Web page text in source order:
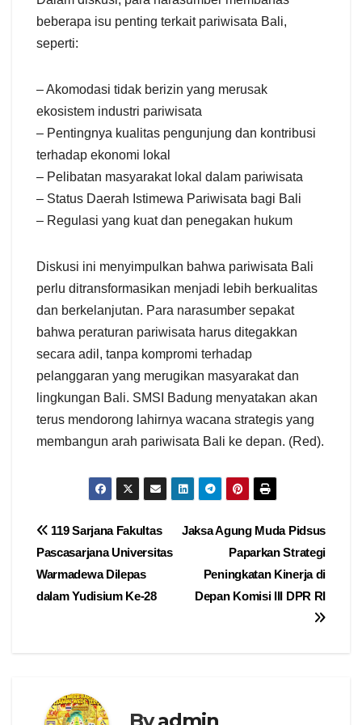
beberapa isu penting terkait pariwisata Bali,
seperti:
– Akomodasi tidak berizin yang merusak
ekosistem industri pariwisata
– Pentingnya kualitas pengunjung dan kontribusi
terhadap ekonomi lokal
– Pelibatan masyarakat lokal dalam pariwisata
– Status Daerah Istimewa Pariwisata bagi Bali
– Regulasi yang kuat dan penegakan hukum
Diskusi ini menyimpulkan bahwa pariwisata Bali
perlu ditransformasikan menjadi lebih berkualitas
dan berkelanjutan. Para narasumber sepakat
bahwa peraturan pariwisata harus ditegakkan
secara adil, tanpa kompromi terhadap
pelanggaran yang merugikan masyarakat dan
lingkungan Bali. SMSI Badung menyatakan akan
terus mendorong lahirnya wacana strategis yang
membangun arah pariwisata Bali ke depan. (Red).
Navigasi
pos
Jaksa Agung Muda Pidsus
Paparkan Strategi
Peningkatan Kinerja di
Depan Komisi III DPR RI
119 Sarjana Fakultas
Pascasarjana Universitas
Warmadewa Dilepas
dalam Yudisium Ke-28